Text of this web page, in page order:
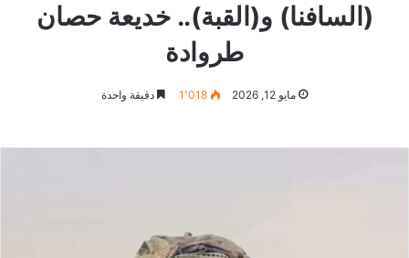
(السافنا) و(القبة).. خديعة حصان
طروادة
مايو 12, 2026 1٬018 دقيقة واحدة